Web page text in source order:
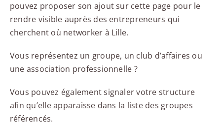
pouvez proposer son ajout sur cette page pour le
rendre visible auprès des entrepreneurs qui
cherchent où networker à Lille.
Vous représentez un groupe, un club d’affaires ou
une association professionnelle ?
Vous pouvez également signaler votre structure
afin qu’elle apparaisse dans la liste des groupes
référencés.